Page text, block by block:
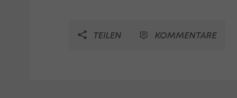
TEILEN KOMMENTARE